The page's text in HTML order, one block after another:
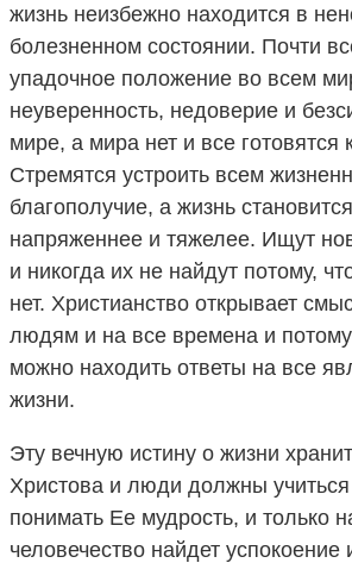
жизнь неизбежно находится в
болезненном состоянии. Почти
упадочное положение во всем
неуверенность, недоверие и
мире, а мира нет и все готовятся
Стремятся устроить всем
благополучие, а жизнь
напряженнее и тяжелее. Ищут
и никогда их не найдут потому,
нет. Христианство открывает
людям и на все времена и
можно находить ответы на все
жизни.
Эту вечную истину о жизни
Христова и люди должны
понимать Ее мудрость, и только
человечество найдет успокоение